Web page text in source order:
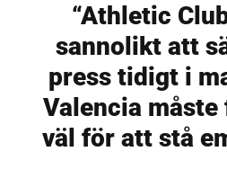
“Athletic
sannolikt att
press tidigt i
Valencia
väl för att stå